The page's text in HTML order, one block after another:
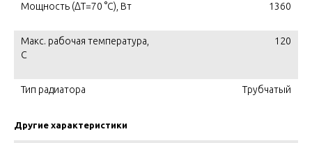
Мощность (ΔT=70 °C), Вт 1360
Макс. рабочая температура,
C
120
Тип радиатора Трубчатый
Другие характеристики